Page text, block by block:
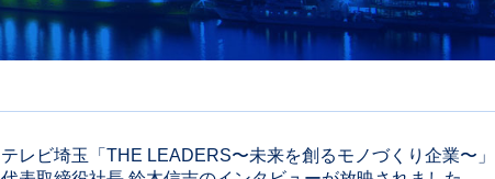
テレビ埼玉「THE LEADERS〜未来を創るモノづくり企業〜